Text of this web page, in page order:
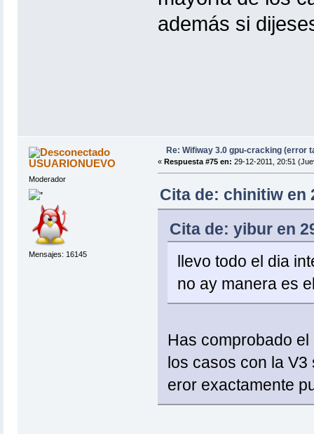
además si
USUARIONUEVO
Moderador
Mensajes: 16145
Re: Wifiway 3.0 gpu-cracking (error
« Respuesta #75 en: 29-12-2011, 20:51
Cita de: chinitiw en
Cita de: yibur en
llevo todo el dia
no ay manera es
Has comprobado
los casos con la
eror exactamente